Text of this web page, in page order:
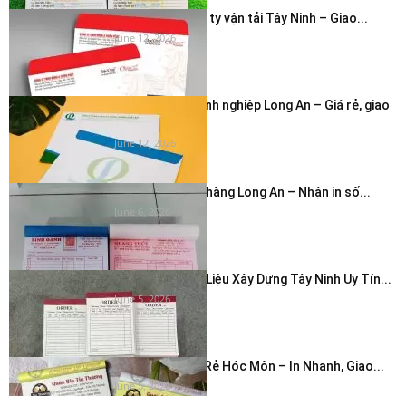
In bao thư công ty vận tải Tây Ninh – Giao...
June 12, 2026
In phong bì doanh nghiệp Long An – Giá rẻ, giao
nhanh...
June 12, 2026
In hóa đơn cửa hàng Long An – Nhận in số...
June 6, 2026
In Hóa Đơn Vật Liệu Xây Dựng Tây Ninh Uy Tín...
June 5, 2026
In Hóa Đơn Giá Rẻ Hóc Môn – In Nhanh, Giao...
June 5, 2026